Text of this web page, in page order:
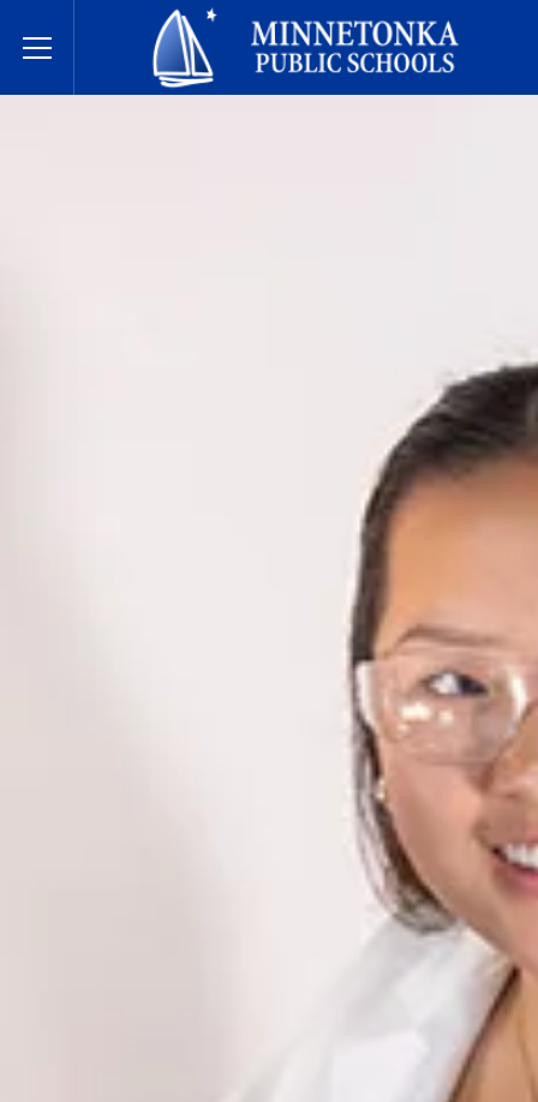
Toggle Menu
Écoles publiques de Minnetonka